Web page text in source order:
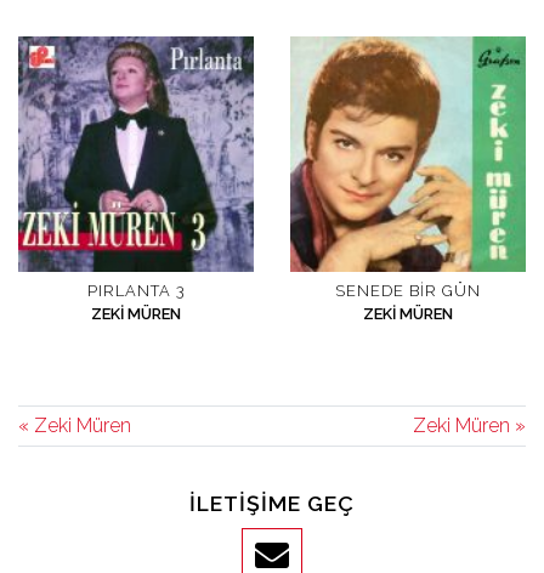
PIRLANTA 3
ZEKI MÜREN
SENEDE BIR GÜN
ZEKI MÜREN
« Zeki Müren Zeki Müren »
İLETIŞIME GEÇ